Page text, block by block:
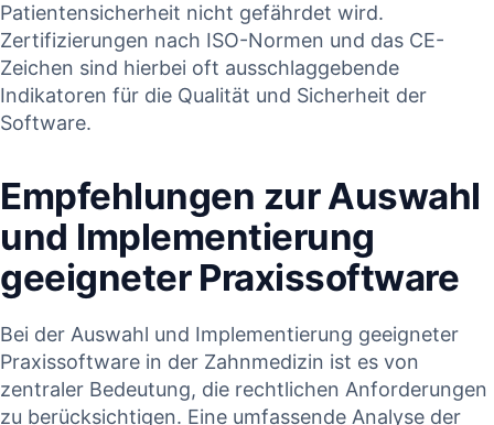
Patientensicherheit nicht ‌gefährdet wird.
Zertifizierungen⁢ nach ISO-Normen und das CE-
Zeichen sind hierbei oft ausschlaggebende⁢
Indikatoren für die ​Qualität‍ und ‌Sicherheit der
‍Software.
Empfehlungen zur ⁤Auswahl
und Implementierung
geeigneter ⁤Praxissoftware
Bei ‌der Auswahl und Implementierung geeigneter
Praxissoftware in der Zahnmedizin ist es von
zentraler‌ Bedeutung,​ die ⁣rechtlichen Anforderungen
zu berücksichtigen. Eine umfassende Analyse der